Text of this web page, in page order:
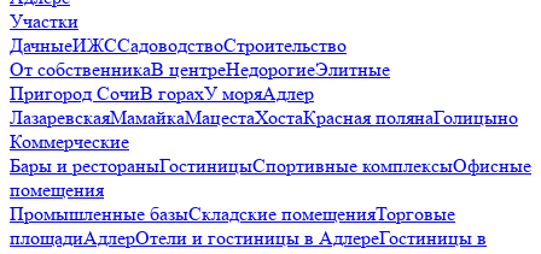
Участки
ДачныеИЖССадоводствоСтроительство
От собственникаВ центреНедорогиеЭлитные
Пригород СочиВ горахУ моряАдлер
ЛазаревскаяМамайкаМацестаХостаКрасная полянаГолицыно
Коммерческие
Бары и рестораныГостиницыСпортивные комплексыОфисные
помещения
Промышленные базыСкладские помещенияТорговые
площадиАдлерОтели и гостиницы в АдлереГостиницы в